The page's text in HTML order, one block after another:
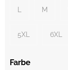
M
5XL 6XL
Farbe